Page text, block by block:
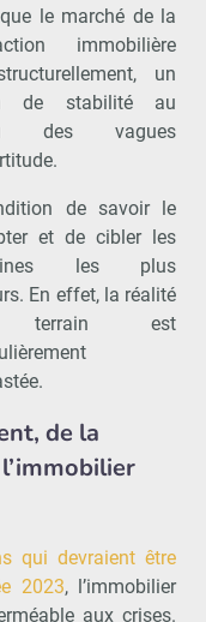
le marché de la
immobilière
un
de stabilité au
des vagues
de savoir le
et de cibler les
les plus
En effet, la réalité
est
de la
qui devraient être
2023, l’immobilier
aux crises.